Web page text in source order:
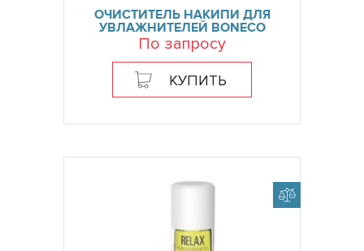
ОЧИСТИТЕЛЬ НАКИПИ ДЛЯ
УВЛАЖНИТЕЛЕЙ BONECO
По запросу
КУПИТЬ